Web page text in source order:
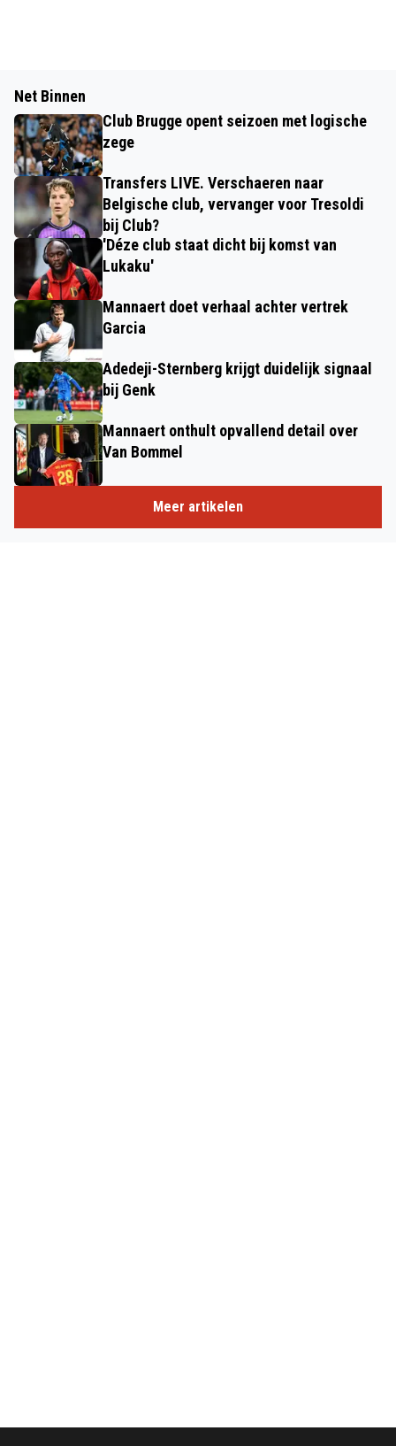
Net Binnen
Club Brugge opent seizoen met logische
zege
Transfers LIVE. Verschaeren naar
Belgische club, vervanger voor Tresoldi
bij Club?
'Déze club staat dicht bij komst van
Lukaku'
Mannaert doet verhaal achter vertrek
Garcia
Adedeji-Sternberg krijgt duidelijk signaal
bij Genk
Mannaert onthult opvallend detail over
Van Bommel
Meer artikelen